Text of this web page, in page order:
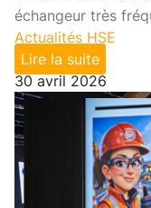
échangeur très
Actualités HSE
Lire la suite
30 avril 2026